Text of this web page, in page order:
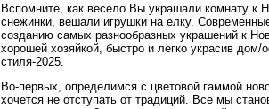
Вспомните, как весело Вы украшали комнату к
снежинки, вешали игрушки на елку.
созданию самых разнообразных украшений к
хорошей хозяйкой, быстро и легко украсив дом/
стиля-2025.
Во-первых, определимся с цветовой гаммой
хочется не отступать от традиций. Все мы